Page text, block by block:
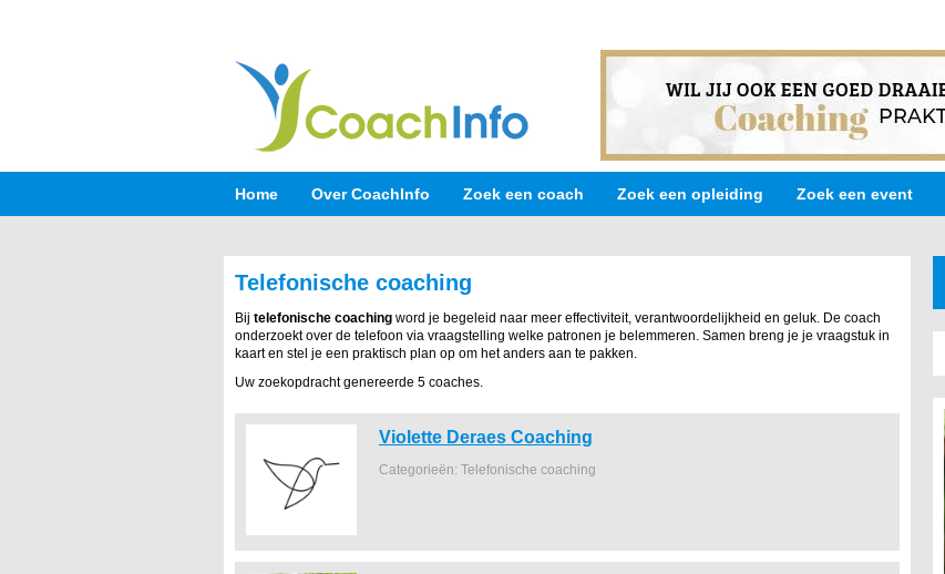
Home Over CoachInfo Zoek een coach Zoek een opleiding Zoek een event
Telefonische coaching
Bij telefonische coaching word je begeleid naar meer effectiviteit, verantwoordelijkheid en geluk. De coach
onderzoekt over de telefoon via vraagstelling welke patronen je belemmeren. Samen breng je je vraagstuk in
kaart en stel je een praktisch plan op om het anders aan te pakken.
Uw zoekopdracht genereerde 5 coaches.
Violette Deraes Coaching
Categorieën: Telefonische coaching